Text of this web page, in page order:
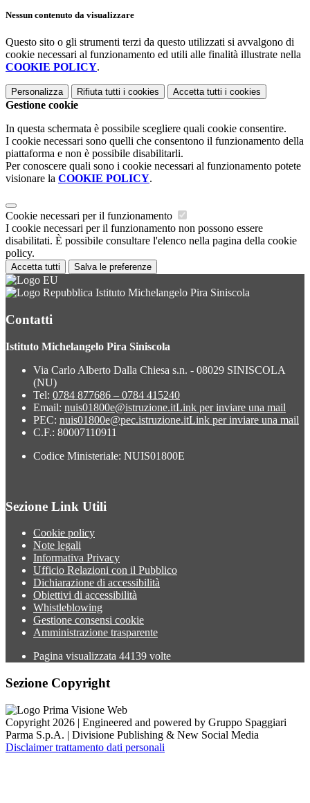
Nessun contenuto da visualizzare
Questo sito o gli strumenti terzi da questo utilizzati si avvalgono di
cookie necessari al funzionamento ed utili alle finalità illustrate nella
COOKIE POLICY.
Personalizza Rifiuta tutti i cookies Accetta tutti i cookies
Gestione cookie
In questa schermata è possibile scegliere quali cookie consentire.
I cookie necessari sono quelli che consentono il funzionamento della
piattaforma e non è possibile disabilitarli.
Per conoscere quali sono i cookie necessari al funzionamento potete
visionare la COOKIE POLICY.
Cookie necessari per il funzionamento
I cookie necessari per il funzionamento non possono essere
disabilitati. È possibile consultare l'elenco nella pagina della cookie
policy.
Accetta tutti Salva le preferenze
Istituto Michelangelo Pira Siniscola
Contatti
Istituto Michelangelo Pira Siniscola
Via Carlo Alberto Dalla Chiesa s.n. - 08029 SINISCOLA
(NU)
Tel: 0784 877686 – 0784 415240
Email: nuis01800e@istruzione.itLink per inviare una mail
PEC: nuis01800e@pec.istruzione.itLink per inviare una mail
C.F.: 80007110911
Codice Ministeriale: NUIS01800E
Sezione Link Utili
Cookie policy
Note legali
Informativa Privacy
Ufficio Relazioni con il Pubblico
Dichiarazione di accessibilità
Obiettivi di accessibilità
Whistleblowing
Gestione consensi cookie
Amministrazione trasparente
Pagina visualizzata 44139 volte
Sezione Copyright
Copyright 2026 | Engineered and powered by Gruppo Spaggiari
Parma S.p.A. | Divisione Publishing & New Social Media
Disclaimer trattamento dati personali